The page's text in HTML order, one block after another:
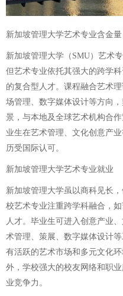
新加坡管理大学艺术专业含金量
新加坡管理大学（SMU）艺术
但艺术专业依托其强大的跨学
的复合型人才。课程融合艺术
场管理、数字媒体设计等方向
景，与本地及全球艺术机构合
业生在艺术管理、文化创意产
历受国际认可。
新加坡管理大学艺术专业就业
新加坡管理大学虽以商科见长
校艺术专业注重跨学科融合，
人才。毕业生可进入创意产业
术管理、策展、数字媒体设计
有活跃的艺术市场和多元文化
外，学校强大的校友网络和职
业竞争力。